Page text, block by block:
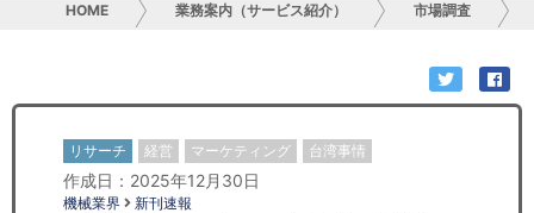
採用情報
コンサルティング
HOME 業務案内（サービス紹介） 市場調査
リサーチ 経営 マーケティング 台湾事情
作成日：2025年12月30日
機械業界 新刊速報